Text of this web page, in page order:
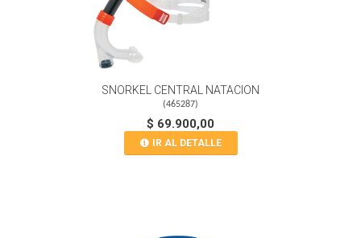
SNORKEL CENTRAL NATACION
(465287)
$ 69.900,00
IR AL DETALLE